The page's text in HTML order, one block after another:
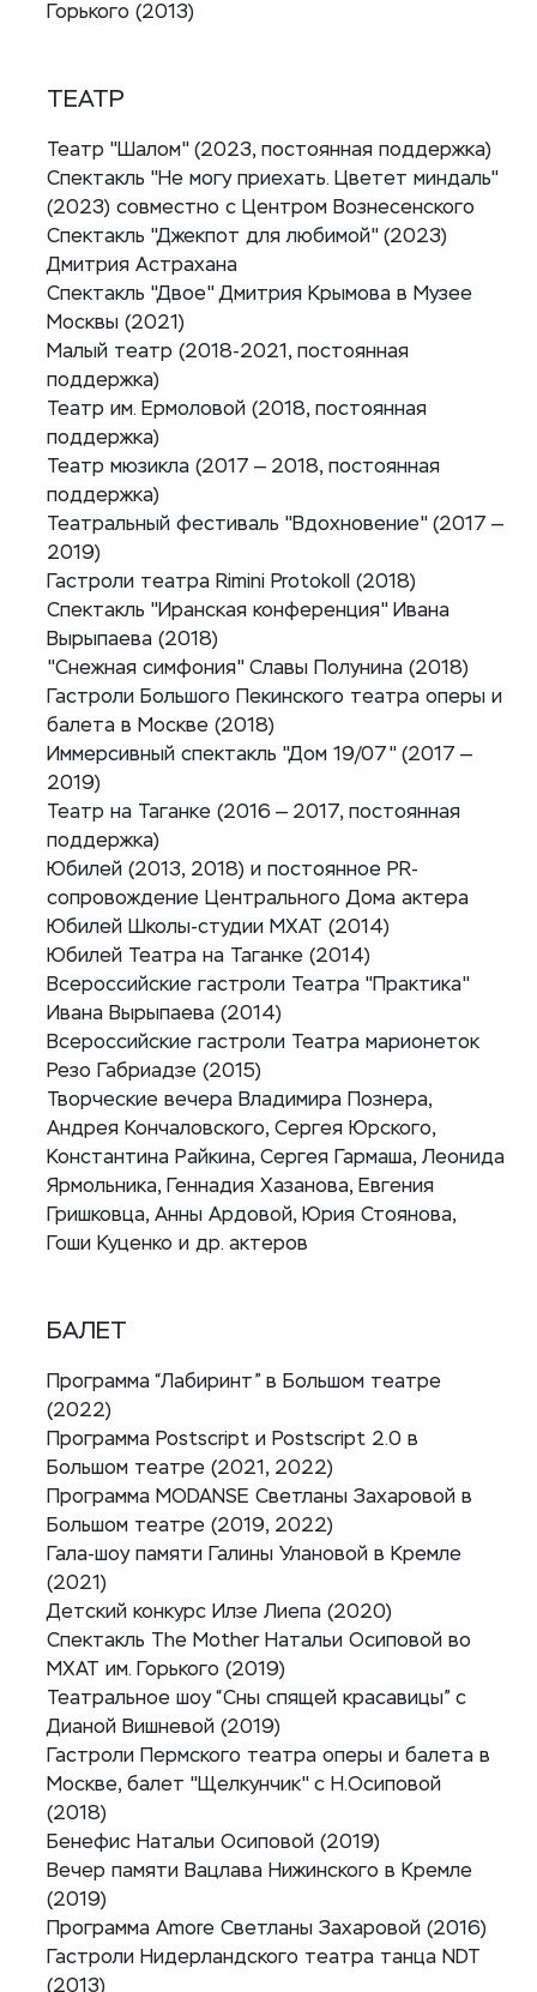
Горького (2013)
ТЕАТР
Театр "Шалом" (2023, постоянная поддержка)
Спектакль "Не могу приехать. Цветет миндаль"
(2023) совместно с Центром Вознесенского
Спектакль "Джекпот для любимой" (2023)
Дмитрия Астрахана
Спектакль "Двое" Дмитрия Крымова в Музее
Москвы (2021)
Малый театр (2018-2021, постоянная
поддержка)
Театр им. Ермоловой (2018, постоянная
поддержка)
Театр мюзикла (2017 — 2018, постоянная
поддержка)
Театральный фестиваль "Вдохновение" (2017 —
2019)
Гастроли театра Rimini Protokoll (2018)
Спектакль "Иранская конференция" Ивана
Вырыпаева (2018)
"Снежная симфония" Славы Полунина (2018)
Гастроли Большого Пекинского театра оперы и
балета в Москве (2018)
Иммерсивный спектакль "Дом 19/07" (2017 —
2019)
Театр на Таганке (2016 — 2017, постоянная
поддержка)
Юбилей (2013, 2018) и постоянное PR-
сопровождение Центрального Дома актера
Юбилей Школы-студии МХАТ (2014)
Юбилей Театра на Таганке (2014)
Всероссийские гастроли Театра "Практика"
Ивана Вырыпаева (2014)
Всероссийские гастроли Театра марионеток
Резо Габриадзе (2015)
Творческие вечера Владимира Познера,
Андрея Кончаловского, Сергея Юрского,
Константина Райкина, Сергея Гармаша, Леонида
Ярмольника, Геннадия Хазанова, Евгения
Гришковца, Анны Ардовой, Юрия Стоянова,
Гоши Куценко и др. актеров
БАЛЕТ
Программа “Лабиринт” в Большом театре
(2022)
Программа Postscript и Postscript 2.0 в
Большом театре (2021, 2022)
Программа MODANSE Светланы Захаровой в
Большом театре (2019, 2022)
Гала-шоу памяти Галины Улановой в Кремле
(2021)
Детский конкурс Илзе Лиепа (2020)
Спектакль The Mother Натальи Осиповой во
МХАТ им. Горького (2019)
Театральное шоу “Сны спящей красавицы” с
Дианой Вишневой (2019)
Гастроли Пермского театра оперы и балета в
Москве, балет "Щелкунчик" с Н.Осиповой
(2018)
Бенефис Натальи Осиповой (2019)
Вечер памяти Вацлава Нижинского в Кремле
(2019)
Программа Amore Светланы Захаровой (2016)
Гастроли Нидерландского театра танца NDT
(2013)